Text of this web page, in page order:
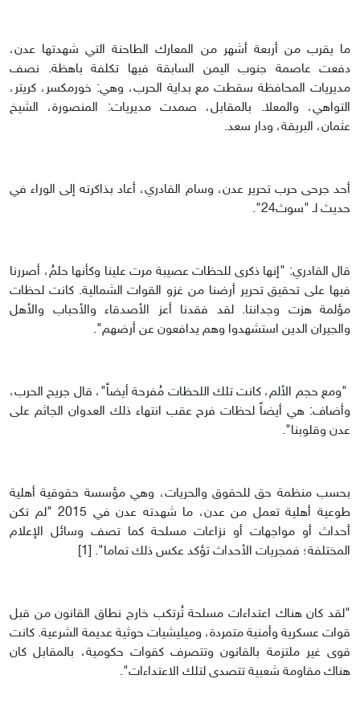
ما يقرب من أربعة أشهر من المعارك الطاحنة التي شهدتها عدن،
دفعت عاصمة جنوب اليمن السابقة فيها تكلفة باهظة. نصف
مديريات المحافظة سقطت مع بداية الحرب، وهي: خورمكسر، كريتر،
التواهي، والمعلا. بالمقابل، صمدت مديريات: المنصورة، الشيخ
عثمان، البريقة، ودار سعد.
أحد جرحى حرب تحرير عدن، وسام القادري، أعاد بذاكرته إلى الوراء في
حديث لـ "سوث24".
قال القادري: "إنها ذكرى للحظات عصيبة مرت علينا وكأنها حلمُ، أصررنا
فيها على تحقيق تحرير أرضنا من غزو القوات الشمالية. كانت لحظات
مؤلمة هزت وجداننا. لقد فقدنا أعز الأصدقاء والأحباب والأهل
والجيران الدين استشهدوا وهم يدافعون عن أرضهم".
"ومع حجم الألم، كانت تلك اللحظات مُفرحة أيضاً"، قال جريح الحرب،
وأضاف: هي أيضاً لحظات فرح عقب انتهاء ذلك العدوان الجاثم على
عدن وقلوبنا".
بحسب منظمة حق للحقوق والحريات، وهي مؤسسة حقوقية أهلية
طوعية أهلية تعمل من عدن، ما شهدته عدن في 2015 "لم تكن
أحداث أو مواجهات أو نزاعات مسلحة كما تصف وسائل الإعلام
المختلفة؛ فمجريات الأحداث تؤكد عكس ذلك تماما". [1]
"لقد كان هناك اعتداءات مسلحة تُرتكب خارج نطاق القانون من قبل
قوات عسكرية وأمنية متمردة، وميليشيات حوثية عديمة الشرعية. كانت
قوى غير ملتزمة بالقانون وتتصرف كقوات حكومية، بالمقابل كان
هناك مقاومة شعبية تتصدى لتلك الاعتداءات".